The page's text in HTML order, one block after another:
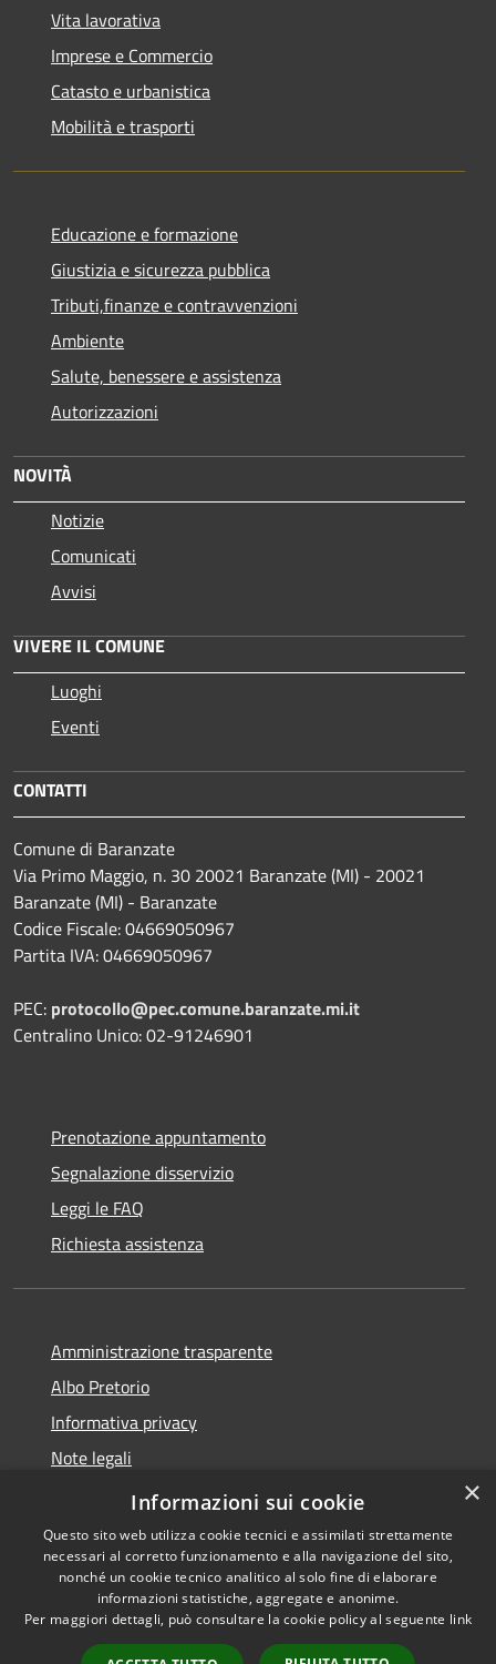
Vita lavorativa
Imprese e Commercio
Catasto e urbanistica
Mobilità e trasporti
Educazione e formazione
Giustizia e sicurezza pubblica
Tributi,finanze e contravvenzioni
Ambiente
Salute, benessere e assistenza
Autorizzazioni
NOVITÀ
Notizie
Comunicati
Avvisi
VIVERE IL COMUNE
Luoghi
Eventi
CONTATTI
Comune di Baranzate
Via Primo Maggio, n. 30 20021 Baranzate (MI) - 20021
Baranzate (MI) - Baranzate
Codice Fiscale: 04669050967
Partita IVA: 04669050967
PEC: protocollo@pec.comune.baranzate.mi.it
Centralino Unico: 02-91246901
Prenotazione appuntamento
Segnalazione disservizio
Leggi le FAQ
Richiesta assistenza
Amministrazione trasparente
Albo Pretorio
Informativa privacy
Note legali
Dichiarazione di accessibilità
Accessibilità
Copyright © 2026 • Comune di
Baranzate • Powered by
•
×
Informazioni sui cookie
Questo sito web utilizza cookie tecnici e assimilati strettamente
necessari al corretto funzionamento e alla navigazione del sito,
nonché un cookie tecnico analitico al solo fine di elaborare
informazioni statistiche, aggregate e anonime.
Per maggiori dettagli, può consultare la cookie policy al seguente link